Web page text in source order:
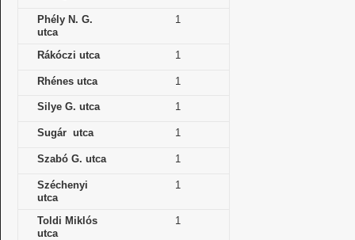
Phély N. G.
utca
1
Rákóczi utca 1
Rhénes utca 1
Silye G. utca 1
Sugár utca 1
Szabó G. utca 1
Széchenyi
utca
1
Toldi Miklós
utca
1